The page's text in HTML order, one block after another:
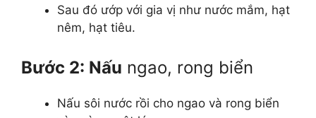
Sau đó ướp với gia vị như nước mắm, hạt
nêm, hạt tiêu.
Bước 2: Nấu ngao, rong biển
Nấu sôi nước rồi cho ngao và rong biển